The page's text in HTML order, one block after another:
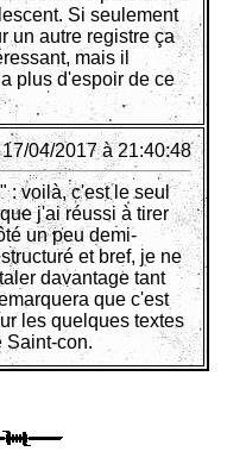
Si seulement
un autre registre ça
mais il
plus d'espoir de ce
17/04/2017 à 21:40:48
: voilà, c'est le seul
j'ai réussi à tirer
un peu demi-
et bref, je ne
davantage tant
que c'est
les quelques textes
Saint-con.